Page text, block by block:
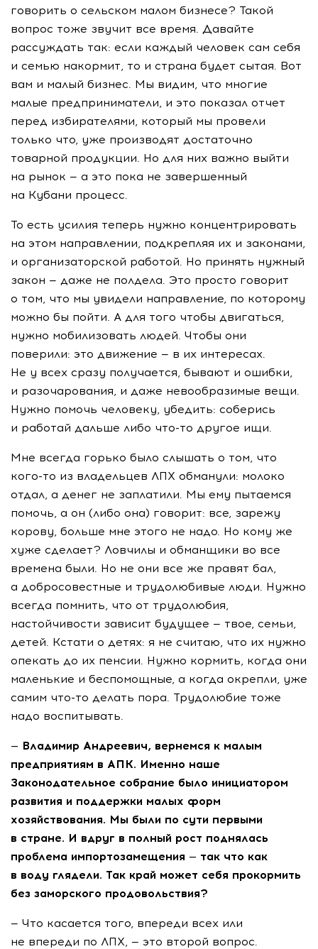
говорить о сельском малом бизнесе? Такой
вопрос тоже звучит все время. Давайте
рассуждать так: если каждый человек сам себя
и семью накормит, то и страна будет сытая. Вот
вам и малый бизнес. Мы видим, что многие
малые предприниматели, и это показал отчет
перед избирателями, который мы провели
только что, уже производят достаточно
товарной продукции. Но для них важно выйти
на рынок — а это пока не завершенный
на Кубани процесс.
То есть усилия теперь нужно концентрировать
на этом направлении, подкрепляя их и законами,
и организаторской работой. Но принять нужный
закон — даже не полдела. Это просто говорит
о том, что мы увидели направление, по которому
можно бы пойти. А для того чтобы двигаться,
нужно мобилизовать людей. Чтобы они
поверили: это движение — в их интересах.
Не у всех сразу получается, бывают и ошибки,
и разочарования, и даже невообразимые вещи.
Нужно помочь человеку, убедить: соберись
и работай дальше либо что-то другое ищи.
Мне всегда горько было слышать о том, что
кого-то из владельцев ЛПХ обманули: молоко
отдал, а денег не заплатили. Мы ему пытаемся
помочь, а он (либо она) говорит: все, зарежу
корову, больше мне этого не надо. Но кому же
хуже сделает? Ловчилы и обманщики во все
времена были. Но не они все же правят бал,
а добросовестные и трудолюбивые люди. Нужно
всегда помнить, что от трудолюбия,
настойчивости зависит будущее — твое, семьи,
детей. Кстати о детях: я не считаю, что их нужно
опекать до их пенсии. Нужно кормить, когда они
маленькие и беспомощные, а когда окрепли, уже
самим что-то делать пора. Трудолюбие тоже
надо воспитывать.
— Владимир Андреевич, вернемся к малым
предприятиям в АПК. Именно наше
Законодательное собрание было инициатором
развития и поддержки малых форм
хозяйствования. Мы были по сути первыми
в стране. И вдруг в полный рост поднялась
проблема импортозамещения — так что как
в воду глядели. Так край может себя прокормить
без заморского продовольствия?
— Что касается того, впереди всех или
не впереди по ЛПХ, — это второй вопрос.